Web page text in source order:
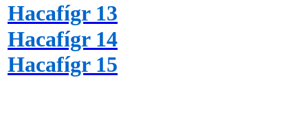
Hacafígr 13
Hacafígr 14
Hacafígr 15